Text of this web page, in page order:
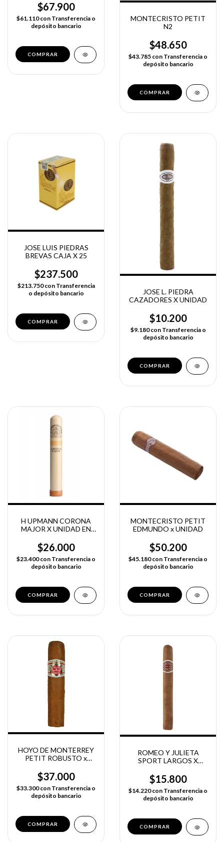
$67.900
$61.110con Transferencia o
depósito bancario
MONTECRISTO PETIT
N2
$48.650
$43.785 con Transferencia o
depósito bancario
JOSE LUIS PIEDRAS
BREVAS CAJA X 25
$237.500
$213.750con Transferencia
o depósito bancario
JOSE L. PIEDRA
CAZADORES X UNIDAD
$10.200
$9.180con Transferencia o
depósito bancario
H UPMANN CORONA
MAJOR X UNIDAD EN
$26.000
$23.400con Transferencia o
depósito bancario
MONTECRISTO PETIT
EDMUNDO x UNIDAD
$50.200
$45.180con Transferencia o
depósito bancario
HOYO DE MONTERREY
PETIT ROBUSTO x
$37.000
$33.300con Transferencia o
depósito bancario
ROMEO Y JULIETA
SPORT LARGOS X
$15.800
$14.220con Transferencia o
depósito bancario